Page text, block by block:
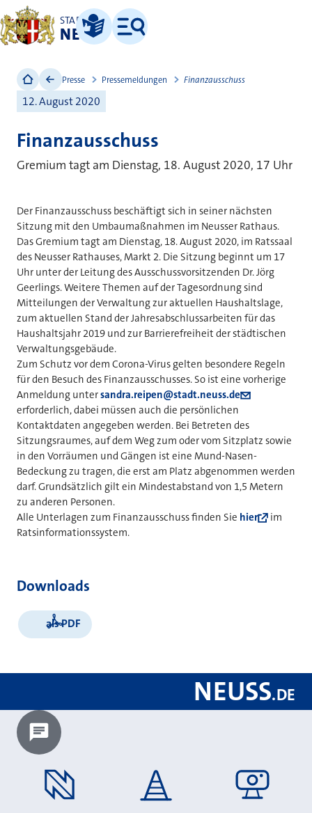
STADT
NEUSS
Leichte Sprache
Menü
Presse Pressemeldungen Finanzausschuss
12. August 2020
Finanzausschuss
Gremium tagt am Dienstag, 18. August 2020, 17 Uhr
Der Finanzausschuss beschäftigt sich in seiner nächsten
Sitzung mit den Umbaumaßnahmen im Neusser Rathaus.
Das Gremium tagt am Dienstag, 18. August 2020, im Ratssaal
des Neusser Rathauses, Markt 2. Die Sitzung beginnt um 17
Uhr unter der Leitung des Ausschussvorsitzenden Dr. Jörg
Geerlings. Weitere Themen auf der Tagesordnung sind
Mitteilungen der Verwaltung zur aktuellen Haushaltslage,
zum aktuellen Stand der Jahresabschlussarbeiten für das
Haushaltsjahr 2019 und zur Barrierefreiheit der städtischen
Verwaltungsgebäude.
Zum Schutz vor dem Corona-Virus gelten besondere Regeln
für den Besuch des Finanzausschusses. So ist eine vorherige
Anmeldung untersandra.reipen@stadt.neuss.de
erforderlich, dabei müssen auch die persönlichen
Kontaktdaten angegeben werden. Bei Betreten des
Sitzungsraumes, auf dem Weg zum oder vom Sitzplatz sowie
in den Vorräumen und Gängen ist eine Mund-Nasen-
Bedeckung zu tragen, die erst am Platz abgenommen werden
darf. Grundsätzlich gilt ein Mindestabstand von 1,5 Metern
zu anderen Personen.
Alle Unterlagen zum Finanzausschuss finden Sie hier
im
Ratsinformationssystem.
Downloads
als PDF
NEUSS.DE
Chatbot laden?